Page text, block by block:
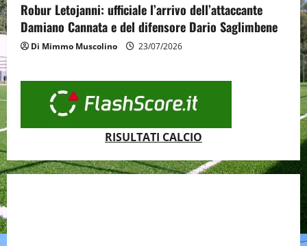
Robur Letojanni: ufficiale l’arrivo dell’attaccante
Damiano Cannata e del difensore Dario Saglimbene
Di Mimmo Muscolino 23/07/2026
RISULTATI CALCIO